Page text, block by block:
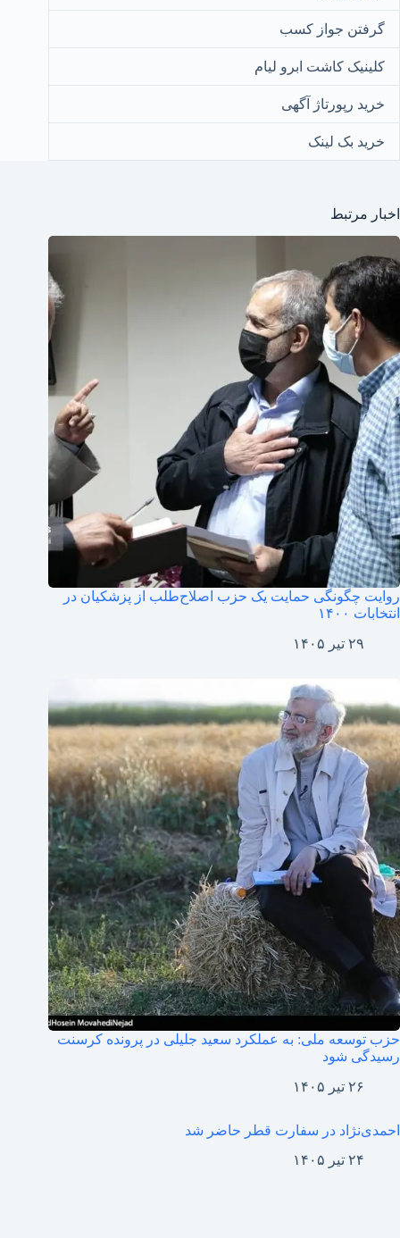
گرفتن جواز کسب
کلینیک کاشت ابرو لیام
خرید رپورتاژ آگهی
خرید بک لینک
اخبار مرتبط
روایت چگونگی حمایت یک حزب اصلاح‌طلب از پزشکیان در
انتخابات ۱۴۰۰
۲۹ تیر ۱۴۰۵
حزب توسعه ملی: به عملکرد سعید جلیلی در پرونده کرسنت
رسیدگی شود
۲۶ تیر ۱۴۰۵
احمدی‌نژاد در سفارت قطر حاضر شد
۲۴ تیر ۱۴۰۵